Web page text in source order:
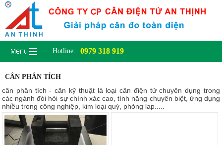
Hotline: 0979 318 919
CÂN PHÂN TÍCH
cân phân tích - cân kỹ thuật là loại cân điện tử chuyên dụng trong
các ngành đòi hỏi sự chính xác cao, tính năng chuyên biệt, ứng dụng
nhiều trong công nghiệp, kim loại quý, phòng lap.....